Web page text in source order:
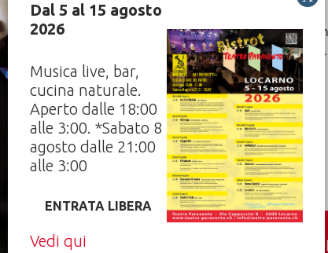
Post“Dodici
28/04/2024
Hosted
Dal 5 al 15 agosto
2026
Musica live, bar,
cucina naturale.
Aperto dalle 18:00
alle 3:00. *Sabato 8
agosto dalle 21:00
alle 3:00
ENTRATA LIBERA
Vedi qui